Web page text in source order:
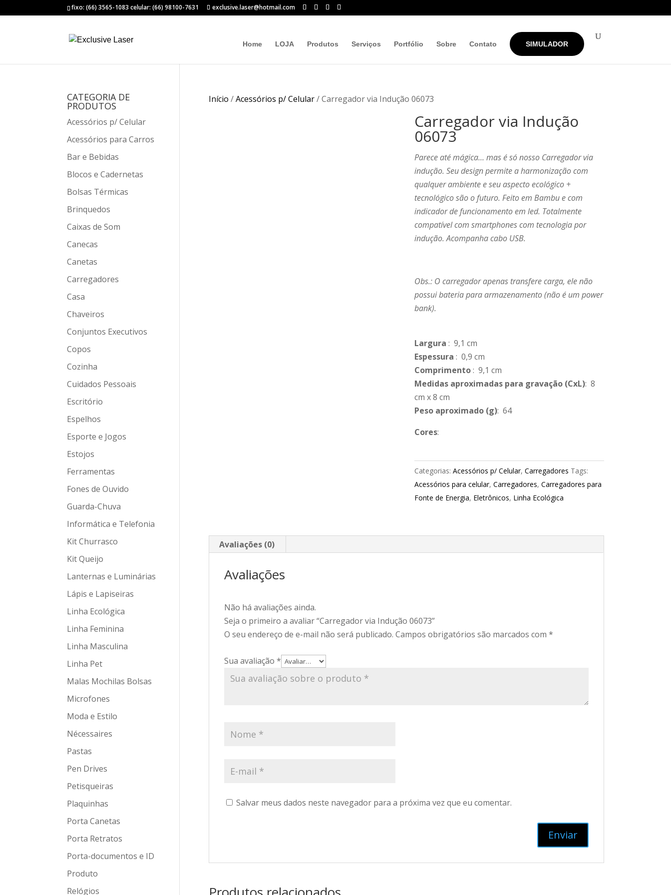
fixo: (66) 3565-1083 celular: (66) 98100-7631 exclusive.laser@hotmail.com
Home LOJA Produtos Serviços Portfólio Sobre Contato SIMULADOR
Início /Acessórios p/ Celular/ Carregador via Indução 06073
Carregador via Indução
06073
Parece até mágica… mas é só nosso Carregador via
indução. Seu design permite a harmonização com
qualquer ambiente e seu aspecto ecológico +
tecnológico são o futuro. Feito em Bambu e com
indicador de funcionamento em led. Totalmente
compatível com smartphones com tecnologia por
indução. Acompanha cabo USB.
Obs.: O carregador apenas transfere carga, ele não
possui bateria para armazenamento (não é um power
bank).
Largura : 9,1 cm
Espessura : 0,9 cm
Comprimento: 9,1 cm
Medidas aproximadas para gravação(CxL): 8
cm x 8 cm
Peso aproximado(g): 64
Cores:
Categorias: Acessórios p/ Celular, Carregadores Tags:
Acessórios para celular, Carregadores, Carregadores para
Fonte de Energia, Eletrônicos, Linha Ecológica
Avaliações (0)
Avaliações
Não há avaliações ainda.
Seja o primeiro a avaliar “Carregador via Indução 06073”
O seu endereço de e-mail não será publicado. Campos obrigatórios são marcados com *
Sua avaliação *
Salvar meus dados neste navegador para a próxima vez que eu comentar.
CATEGORIA DE
PRODUTOS
Acessórios p/ Celular
Acessórios para Carros
Bar e Bebidas
Blocos e Cadernetas
Bolsas Térmicas
Brinquedos
Caixas de Som
Canecas
Canetas
Carregadores
Casa
Chaveiros
Conjuntos Executivos
Copos
Cozinha
Cuidados Pessoais
Escritório
Espelhos
Esporte e Jogos
Estojos
Ferramentas
Fones de Ouvido
Guarda-Chuva
Informática e Telefonia
Kit Churrasco
Kit Queijo
Lanternas e Luminárias
Lápis e Lapiseiras
Linha Ecológica
Linha Feminina
Linha Masculina
Linha Pet
Malas Mochilas Bolsas
Microfones
Moda e Estilo
Nécessaires
Pastas
Pen Drives
Petisqueiras
Plaquinhas
Porta Canetas
Porta Retratos
Porta-documentos e ID
Produto
Relógios